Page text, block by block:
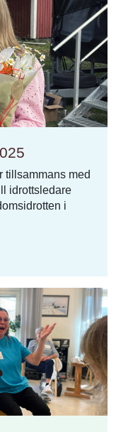
tillsammans med
idrottsledare
i